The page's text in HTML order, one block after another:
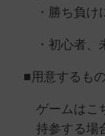
・勝ち負け
・初心者、
■用意するも
ゲームはこ
持参する場